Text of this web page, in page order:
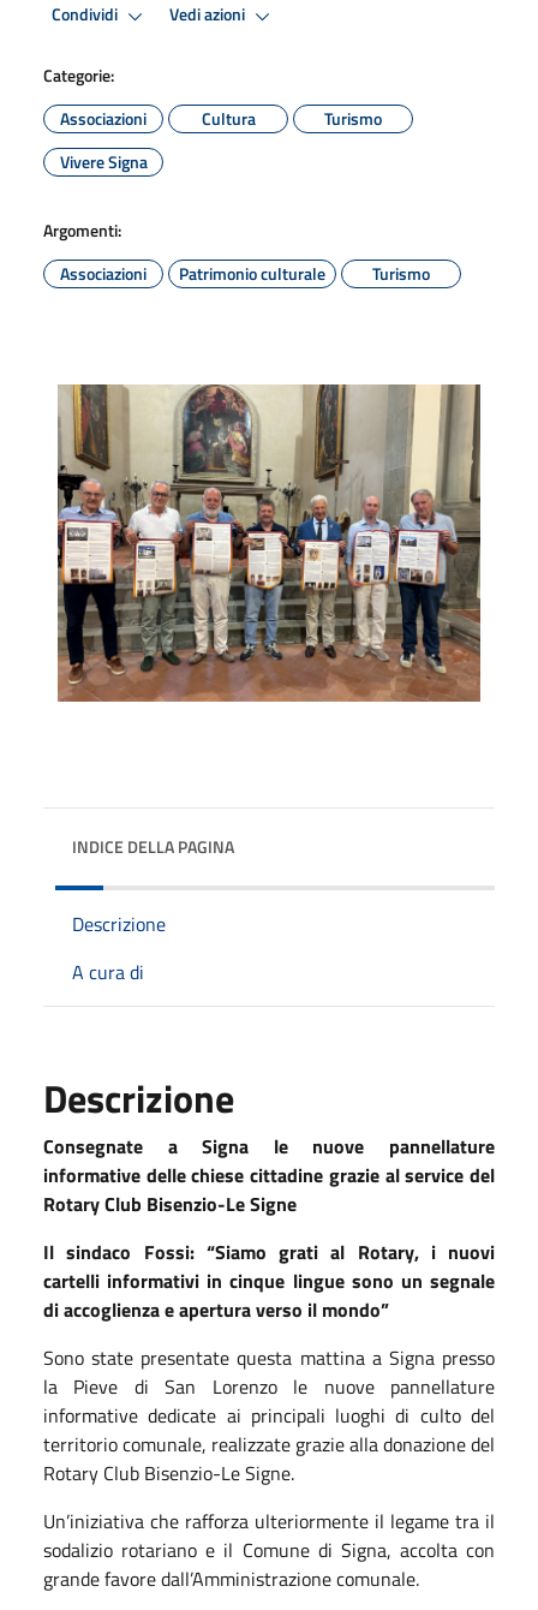
Condividi Vedi azioni
Categorie:
Associazioni
Cultura
Turismo
Vivere Signa
Argomenti:
Associazioni
Patrimonio culturale Turismo
INDICE DELLA PAGINA
Descrizione
A cura di
Descrizione
Consegnate a Signa le nuove pannellature
informative delle chiese cittadine grazie al service del
Rotary Club Bisenzio-Le Signe
Il sindaco Fossi: “Siamo grati al Rotary, i nuovi
cartelli informativi in cinque lingue sono un segnale
di accoglienza e apertura verso il mondo”
Sono state presentate questa mattina a Signa presso
la Pieve di San Lorenzo le nuove pannellature
informative dedicate ai principali luoghi di culto del
territorio comunale, realizzate grazie alla donazione del
Rotary Club Bisenzio-Le Signe.
Un’iniziativa che rafforza ulteriormente il legame tra il
sodalizio rotariano e il Comune di Signa, accolta con
grande favore dall’Amministrazione comunale.